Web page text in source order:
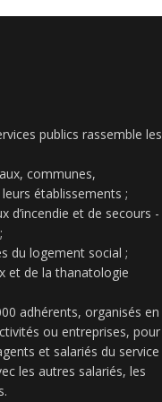
publics rassemble les
communes,
établissements ;
d’incendie et de secours -
du logement social ;
et de la thanatologie
adhérents, organisés en
ou entreprises, pour
et salariés du service
les autres salariés, les